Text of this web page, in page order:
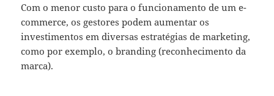
Com o menor custo para o funcionamento de um e-
commerce, os gestores podem aumentar os
investimentos em diversas estratégias de marketing,
como por exemplo, o branding (reconhecimento da
marca).